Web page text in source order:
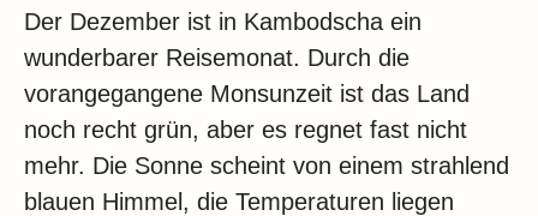
Der Dezember ist in Kambodscha ein
wunderbarer Reisemonat. Durch die
vorangegangene Monsunzeit ist das Land
noch recht grün, aber es regnet fast nicht
mehr. Die Sonne scheint von einem strahlend
blauen Himmel, die Temperaturen liegen